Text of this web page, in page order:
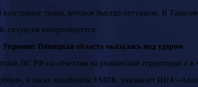
травы, которое быстро потушили. В
ситуация контролируется.
Виницкая область оказалась под ударом
ВС РФ по объектам на украинской территории и
а также авиабомбы УМПК, указывает ИНА